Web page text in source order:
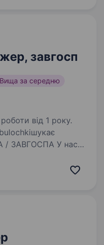
завгосп
Вища за середню
від 1 року.
/ ЗАВГОСПА У нас
вміє працювати